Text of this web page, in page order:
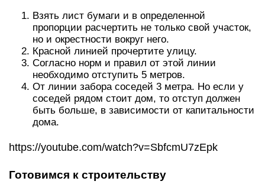
Взять лист бумаги и в определенной
пропорции расчертить не только свой участок,
но и окрестности вокруг него.
Красной линией прочертите улицу.
Согласно норм и правил от этой линии
необходимо отступить 5 метров.
От линии забора соседей 3 метра. Но если у
соседей рядом стоит дом, то отступ должен
быть больше, в зависимости от капитальности
дома.
https://youtube.com/watch?v=SbfcmU7zEpk
Готовимся к строительству